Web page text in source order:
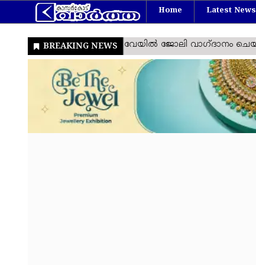
Home Latest News